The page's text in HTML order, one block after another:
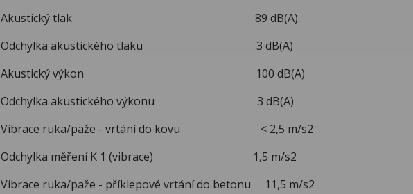
Akustický tlak 89 dB(A)
Odchylka akustického tlaku 3 dB(A)
Akustický výkon 100 dB(A)
Odchylka akustického výkonu 3 dB(A)
Vibrace ruka/paže - vrtání do kovu < 2,5 m/s2
Odchylka měření K 1 (vibrace) 1,5 m/s2
Vibrace ruka/paže - příklepové vrtání do betonu 11,5 m/s2